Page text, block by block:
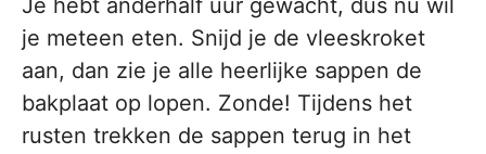
Je hebt anderhalf uur gewacht, dus nu wil
je meteen eten. Snijd je de vleeskroket
aan, dan zie je alle heerlijke sappen de
bakplaat op lopen. Zonde! Tijdens het
rusten trekken de sappen terug in het